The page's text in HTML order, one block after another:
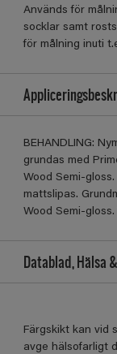
Används för
socklar samt
för målning inuti
BEHANDLING:
grundas med
Wood Semi-
mattslipas.
Wood Semi-
Datablad, Hälsa
Färgskikt kan vid
avge hälsofarligt